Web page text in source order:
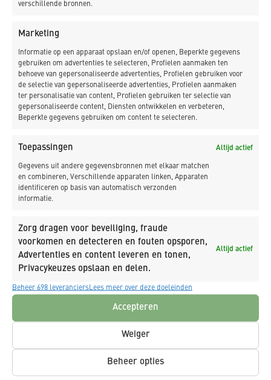
verschillende bronnen.
Marketing
Informatie op een apparaat opslaan en/of openen, Beperkte gegevens
gebruiken om advertenties te selecteren, Profielen aanmaken ten
behoeve van gepersonaliseerde advertenties, Profielen gebruiken voor
de selectie van gepersonaliseerde advertenties, Profielen aanmaken
ter personalisatie van content, Profielen gebruiken ter selectie van
gepersonaliseerde content, Diensten ontwikkelen en verbeteren,
Beperkte gegevens gebruiken om content te selecteren.
Toepassingen Altijd actief
Gegevens uit andere gegevensbronnen met elkaar matchen
en combineren, Verschillende apparaten linken, Apparaten
identificeren op basis van automatisch verzonden
informatie.
Zorg dragen voor beveiliging, fraude
voorkomen en detecteren en fouten opsporen,
Advertenties en content leveren en tonen,
Privacykeuzes opslaan en delen.
Altijd actief
Beheer 698 leveranciers Lees meer over deze doeleinden
Accepteren
Weiger
Beheer opties
Gerelateerde projecten
Meer projecten met deze kenmerken.